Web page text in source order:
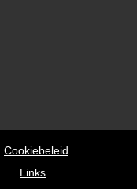
Cookiebeleid
Links